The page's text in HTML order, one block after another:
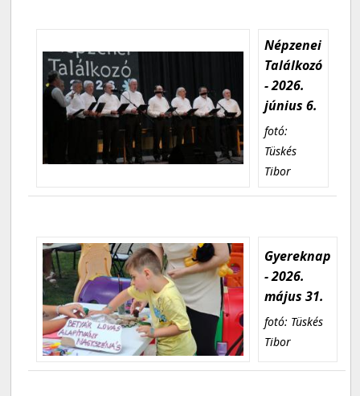
Népzenei
Találkozó
- 2026.
június 6.
fotó:
Tüskés
Tibor
Gyereknap
- 2026.
május 31.
fotó: Tüskés
Tibor